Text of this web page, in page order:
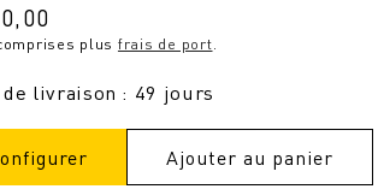
plus frais de port.
de livraison : 49 jours
Ajouter au panier